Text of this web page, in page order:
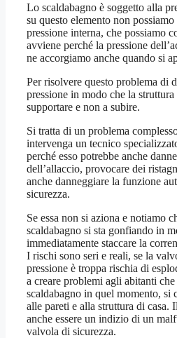
Lo scaldabagno è soggetto alla
su questo elemento non
pressione interna, che possiamo
avviene perché la pressione
ne accorgiamo anche quando si
Per risolvere questo problema di
pressione in modo che la struttura
supportare e non a subire.
Si tratta di un problema
intervenga un tecnico
perché esso potrebbe anche
dell’allaccio, provocare dei
anche danneggiare la funzione
sicurezza.
Se essa non si aziona e notiamo
scaldabagno si sta gonfiando in
immediatamente staccare la
I rischi sono seri e reali, se la
pressione è troppa rischia di
a creare problemi agli abitanti
scaldabagno in quel momento, si
alle pareti e alla struttura di casa.
anche essere un indizio di un
valvola di sicurezza.